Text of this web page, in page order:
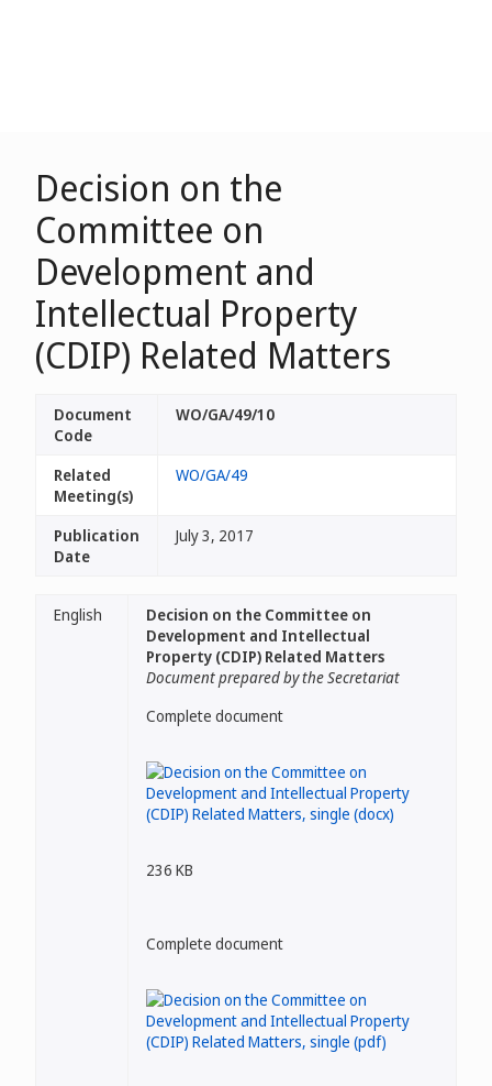
Decision on the
Committee on
Development and
Intellectual Property
(CDIP) Related Matters
Document
Code
WO/GA/49/10
Related
Meeting(s)
WO/GA/49
Publication
Date
July 3, 2017
English
Decision on the Committee on
Development and Intellectual
Property (CDIP) Related Matters
Document prepared by the Secretariat
Complete document
236 KB
Complete document